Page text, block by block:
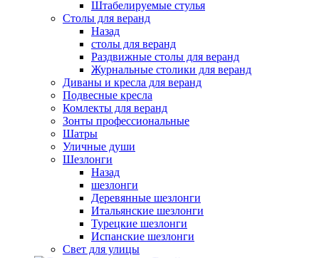
Штабелируемые стулья
Столы для веранд
Назад
столы для веранд
Раздвижные столы для веранд
Журнальные столики для веранд
Диваны и кресла для веранд
Подвесные кресла
Комлекты для веранд
Зонты профессиональные
Шатры
Уличные души
Шезлонги
Назад
шезлонги
Деревянные шезлонги
Итальянские шезлонги
Турецкие шезлонги
Испанские шезлонги
Свет для улицы